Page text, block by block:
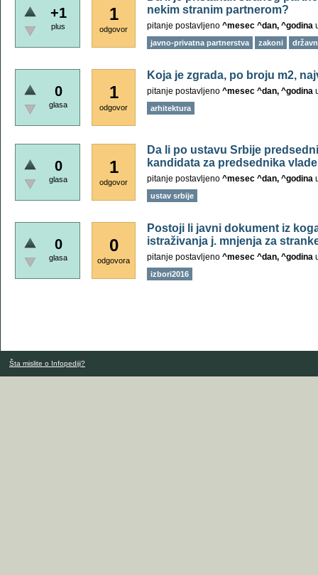
+1
plus
1
odgovor
nekim stranim partnerom?
pitanje postavljeno ^mesec ^dan, ^godina
javno-privatna partnerstva zakoni
0
glasa
1
odgovor
Koja je zgrada, po broju m2,
pitanje postavljeno ^mesec ^dan, ^godina
arhitektura
0
glasa
1
odgovor
Da li po ustavu Srbije
kandidata za predsednika
pitanje postavljeno ^mesec ^dan, ^godina
ustav srbije
0
glasa
0
odgovora
Postoji li javni dokument iz
istraživanja j. mnjenja za
pitanje postavljeno ^mesec ^dan, ^godina
izbori2016
Šta mislite o Infopediji?